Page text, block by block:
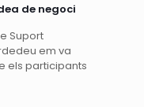
de negoci
Suport
em va
els participants